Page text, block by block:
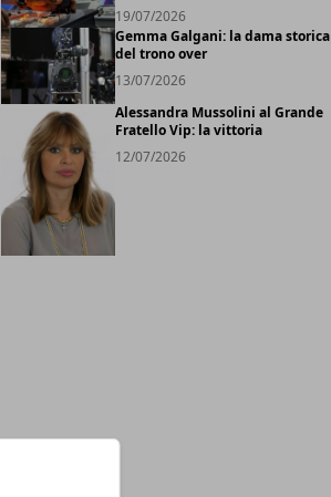
19/07/2026
Gemma Galgani: la dama storica
del trono over
13/07/2026
Alessandra Mussolini al Grande
Fratello Vip: la vittoria
12/07/2026